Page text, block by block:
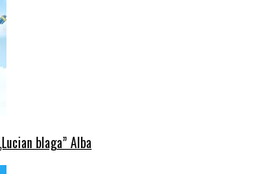
blaga” Alba